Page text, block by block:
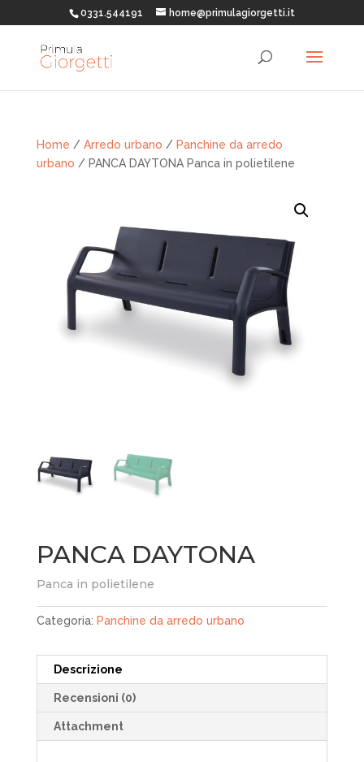
0331.544191 home@primulagiorgetti.it
Home / Arredo urbano / Panchine da arredo
urbano / PANCA DAYTONA Panca in polietilene
PANCA DAYTONA
Panca in polietilene
Categoria: Panchine da arredo urbano
Descrizione
Recensioni (0)
Attachment